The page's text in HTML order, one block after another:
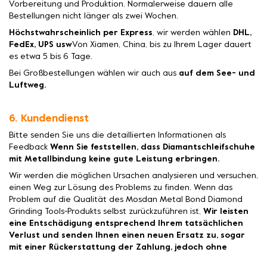
Vorbereitung und Produktion. Normalerweise dauern alle
Bestellungen nicht länger als zwei Wochen.
Höchstwahrscheinlich per Express, wir werden wählen DHL,
FedEx, UPS uswVon Xiamen, China, bis zu Ihrem Lager dauert
es etwa 5 bis 6 Tage.
Bei Großbestellungen wählen wir auch aus auf dem See- und
Luftweg.
6. Kundendienst
Bitte senden Sie uns die detaillierten Informationen als
Feedback Wenn Sie feststellen, dass Diamantschleifschuhe
mit Metallbindung keine gute Leistung erbringen.
Wir werden die möglichen Ursachen analysieren und versuchen,
einen Weg zur Lösung des Problems zu finden. Wenn das
Problem auf die Qualität des Mosdan Metal Bond Diamond
Grinding Tools-Produkts selbst zurückzuführen ist, Wir leisten
eine Entschädigung entsprechend Ihrem tatsächlichen
Verlust und senden Ihnen einen neuen Ersatz zu, sogar
mit einer Rückerstattung der Zahlung, jedoch ohne